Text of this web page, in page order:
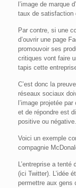
l’image de marque
taux de satisfaction
Par contre, si une
d’ouvrir une page
promouvoir ses
critiques vont faire
tapis cette
C’est donc la
réseaux sociaux
l’image projetée
et de répondre est
positive ou négative.
Voici un exemple
compagnie
L’entreprise a
(ici Twitter). L’idée
permettre aux gens